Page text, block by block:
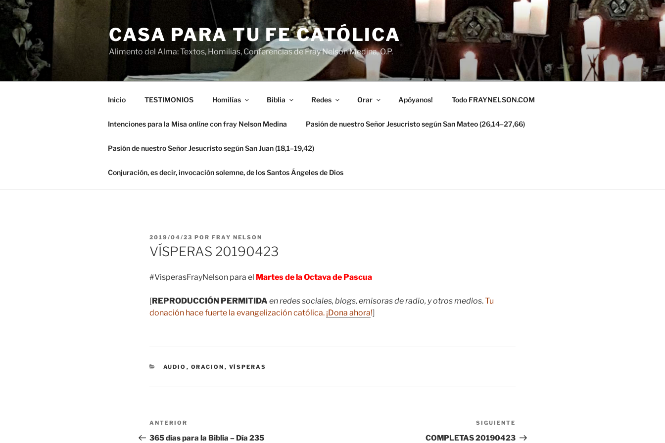
Saltar
contenido
CASA PARA TU FE CATÓLICA
Alimento del Alma: Textos, Homilias, Conferencias de Fray Nelson Medina, O.P.
Inicio TESTIMONIOS Homilías Biblia Redes Orar Apóyanos! Todo FRAYNELSON.COM
Intenciones para la Misa onlinecon fray Nelson Medina Pasión de nuestro Señor Jesucristo según San Mateo (26,14–27,66)
Pasión de nuestro Señor Jesucristo según San Juan (18,1–19,42)
Conjuración, es decir, invocación solemne, de los Santos Ángeles de Dios
PUBLICADO
EL
2019/04/23 POR FRAY NELSON
VÍSPERAS 20190423
#VisperasFrayNelson para el Martes de la Octava de Pascua
[REPRODUCCIÓN PERMITIDA en redes sociales, blogs, emisoras de radio, y otros medios.Tu
donación hace fuerte la evangelización católica. ¡Dona ahora!]
CATEGORÍAS
AUDIO , ORACION , VÍSPERAS
Navegación
de
Entrada
anterior:
ANTERIOR
365 días para la Biblia – Día 235
entrada
SIGUIENTE
COMPLETAS 20190423